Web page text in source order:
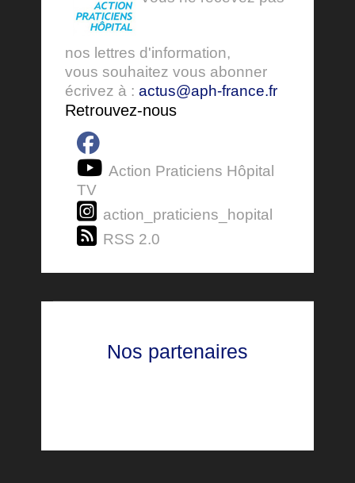
nos lettres d'information,
vous souhaitez vous abonner
écrivez à : actus@aph-france.fr
Retrouvez-nous
Action Praticiens Hôpital
TV
action_praticiens_hopital
RSS 2.0
Nos partenaires